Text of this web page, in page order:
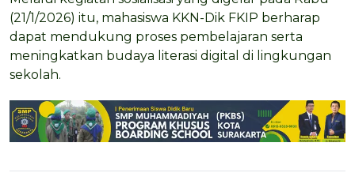
(21/1/2026) itu, mahasiswa KKN-Dik FKIP berharap
dapat mendukung proses pembelajaran serta
meningkatkan budaya literasi digital di lingkungan
sekolah.